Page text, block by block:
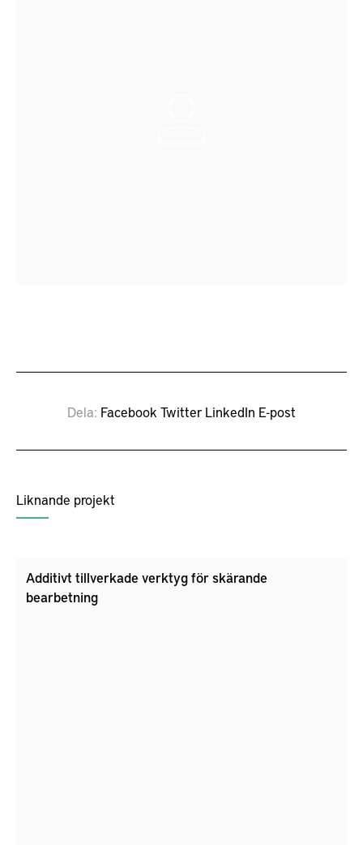
Dela Facebook Twitter LinkedIn E-post
Liknande projekt
Additivt tillverkade verktyg för skärande
bearbetning